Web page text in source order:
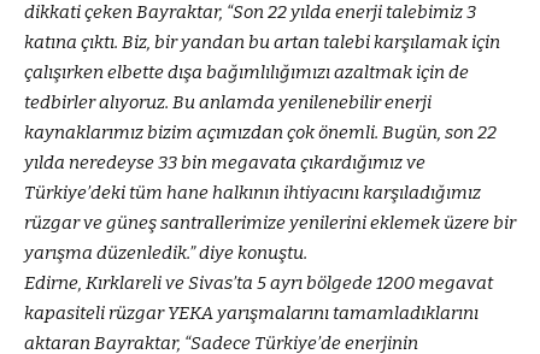
dikkati çeken Bayraktar, “Son 22 yılda enerji talebimiz 3
katına çıktı. Biz, bir yandan bu artan talebi karşılamak için
çalışırken elbette dışa bağımlılığımızı azaltmak için de
tedbirler alıyoruz. Bu anlamda yenilenebilir enerji
kaynaklarımız bizim açımızdan çok önemli. Bugün, son 22
yılda neredeyse 33 bin megavata çıkardığımız ve
Türkiye’deki tüm hane halkının ihtiyacını karşıladığımız
rüzgar ve güneş santrallerimize yenilerini eklemek üzere bir
yarışma düzenledik.” diye konuştu.
Edirne, Kırklareli ve Sivas’ta 5 ayrı bölgede 1200 megavat
kapasiteli rüzgar YEKA yarışmalarını tamamladıklarını
aktaran Bayraktar, “Sadece Türkiye’de enerjinin